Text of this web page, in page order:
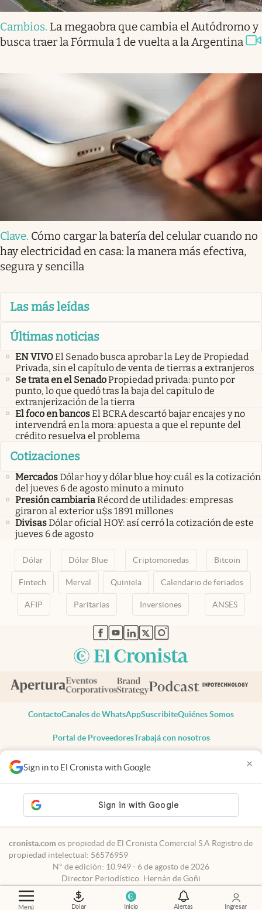
Menú Dolar Inicio Alertas Ingresar
Sign in to El Cronista with Google ×
Cambios. La megaobra que cambia el Autódromo y
busca traer la Fórmula 1 de vuelta a la Argentina
Clave. Cómo cargar la batería del celular cuando no
hay electricidad en casa: la manera más efectiva,
segura y sencilla
Las más leídas
Últimas noticias
EN VIVOEl Senado busca aprobar la Ley de Propiedad
Privada, sin el capítulo de venta de tierras a extranjeros
Se trata en el SenadoPropiedad privada: punto por
punto, lo que quedó tras la baja del capítulo de
extranjerización de la tierra
El foco en bancosEl BCRA descartó bajar encajes y no
intervendrá en la mora: apuesta a que el repunte del
crédito resuelva el problema
Cotizaciones
MercadosDólar hoy y dólar blue hoy: cuál es la cotización
del jueves 6 de agosto minuto a minuto
Presión cambiariaRécord de utilidades: empresas
giraron al exterior u$s 1891 millones
DivisasDólar oficial HOY: así cerró la cotización de este
jueves 6 de agosto
Dólar Dólar Blue Criptomonedas Bitcoin
Fintech Merval Quiniela Calendario de feriados
AFIP Paritarias Inversiones ANSES
abre en nueva pestaña
abre en nueva pestaña
abre en nueva pestaña
abre en nueva pestaña
abre en nueva pestaña
ContactoCanales de WhatsAppSuscribiteQuiénes Somos
Portal de ProveedoresTrabajá con nosotros
Todos los derechos reservados
Privacidad
Consentimiento
Tel:+54 11 7078-3270
cronista.com es propiedad de El Cronista Comercial S.A Registro de
propiedad intelectual: 56576959
N° de edición: 10.949 - 6 de agosto de 2026
Director Periodístico: Hernán de Goñi